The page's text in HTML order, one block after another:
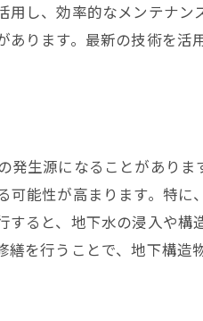
し、効率的なメンテナン
ります。最新の技術を活
生源になることがありま
能性が高まります。特に
ると、地下水の浸入や構
を行うことで、地下構造